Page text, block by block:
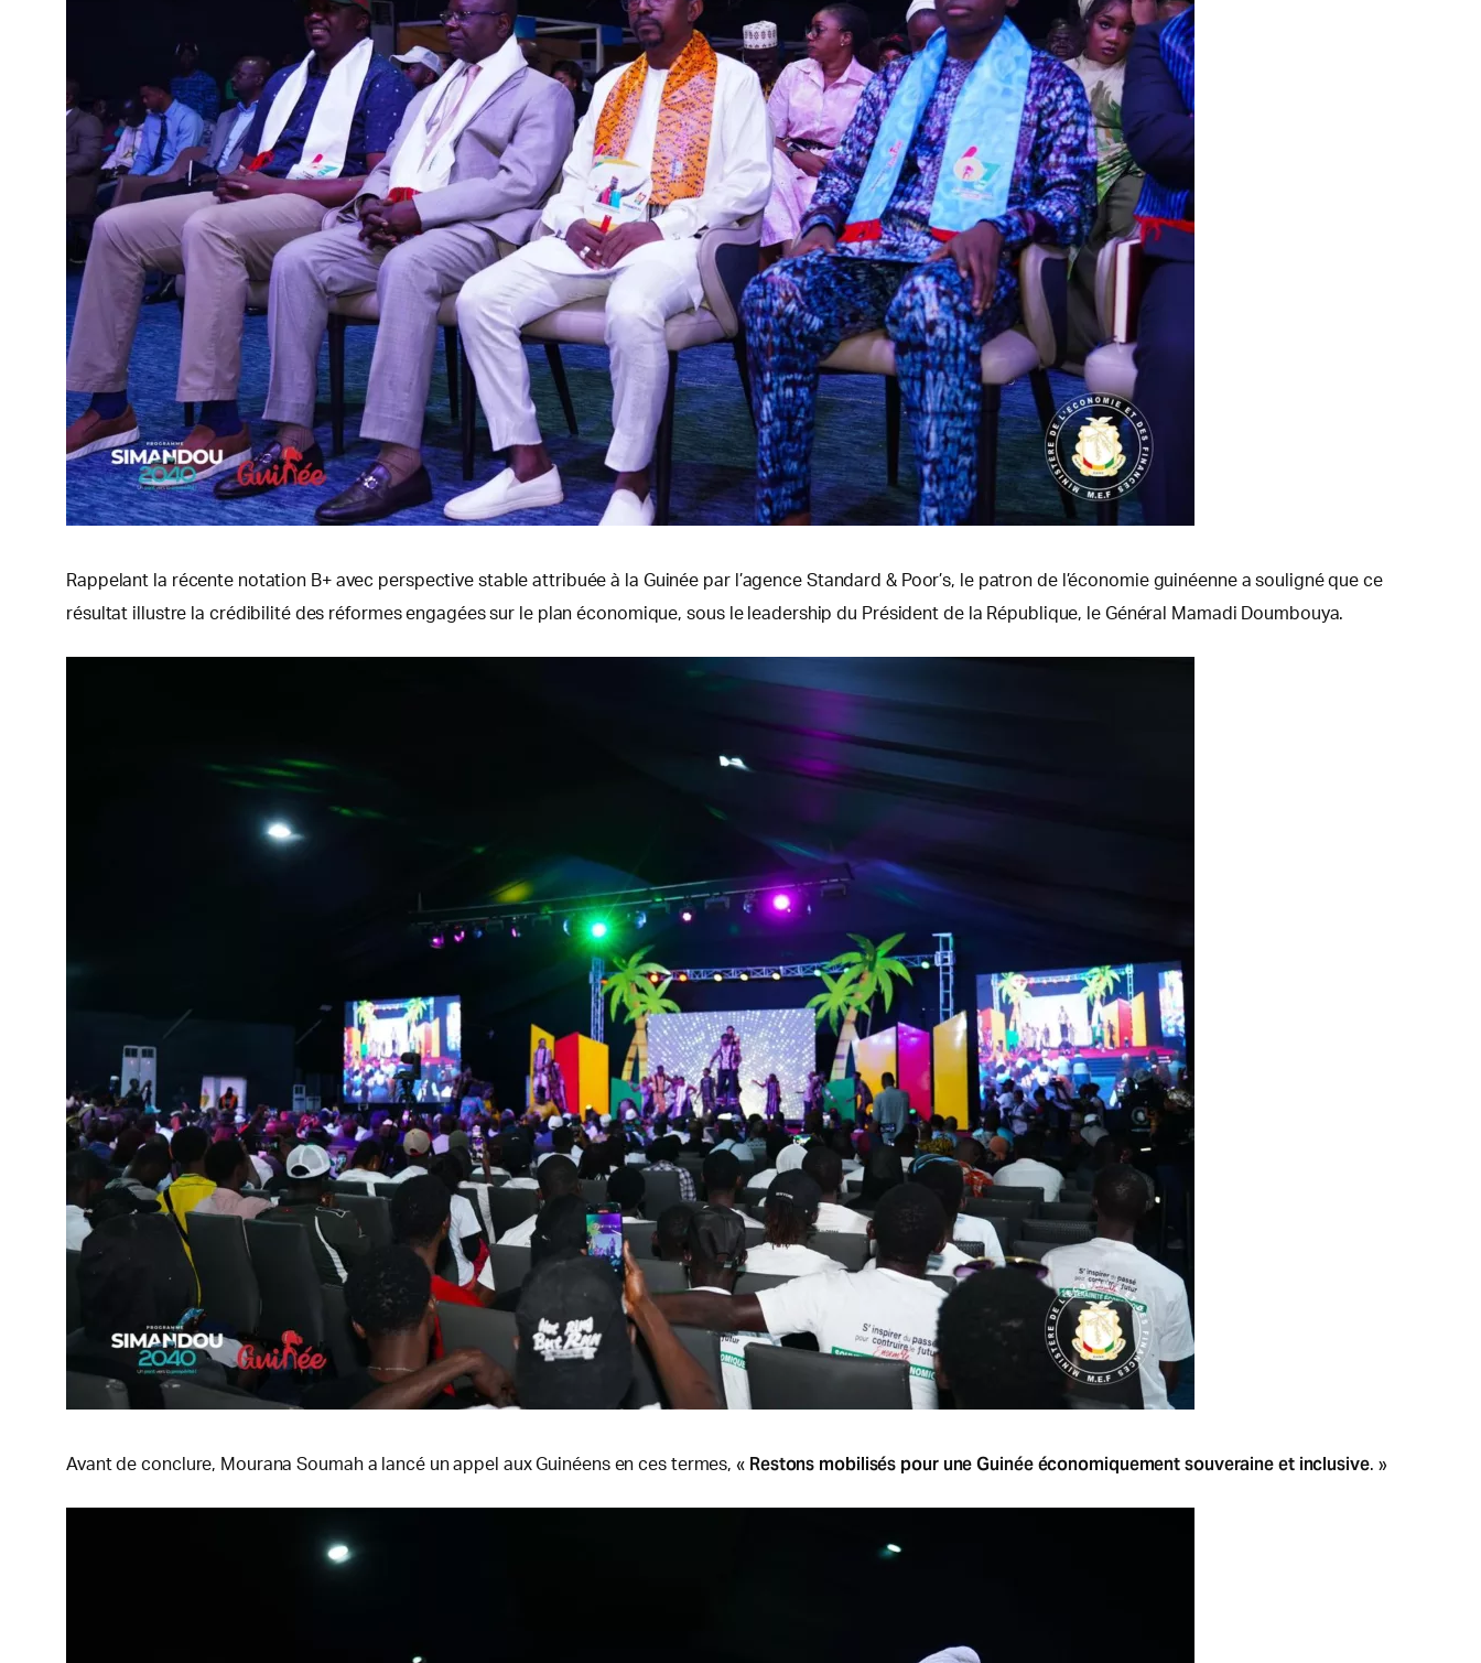
Rappelant la récente notation B+ avec perspective stable attribuée à la Guinée par l’agence Standard & Poor’s, le patron de l’économie guinéenne a souligné que ce
résultat illustre la crédibilité des réformes engagées sur le plan économique, sous le leadership du Président de la République, le Général Mamadi Doumbouya.
Avant de conclure, Mourana Soumah a lancé un appel aux Guinéens en ces termes, « Restons mobilisés pour une Guinée économiquement souveraine et inclusive. »